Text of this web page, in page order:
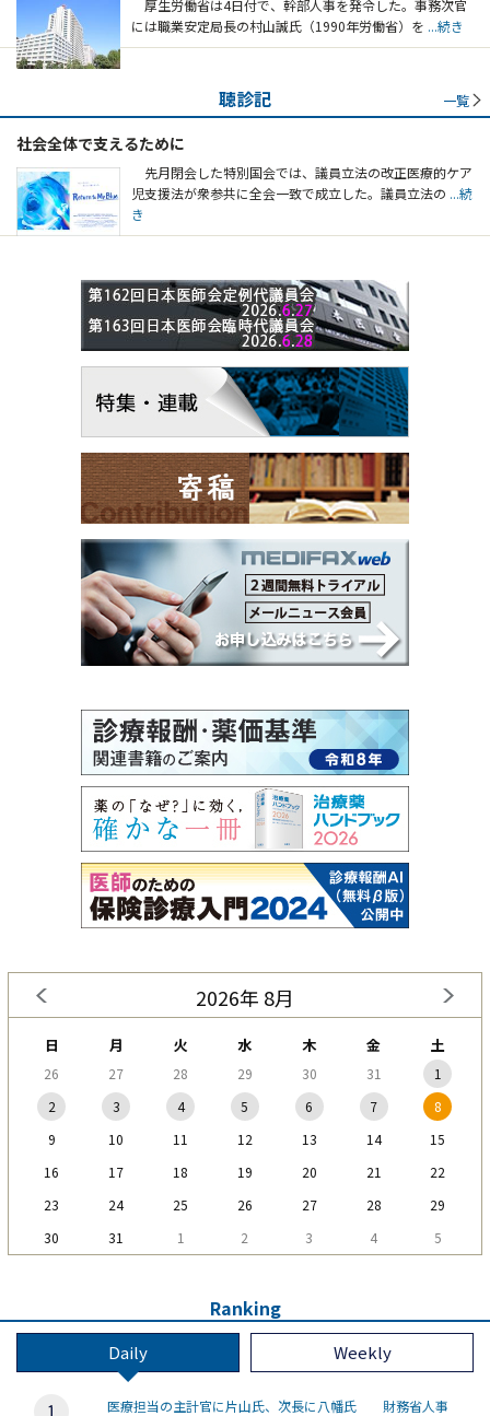
厚生労働省は4日付で、幹部人事を発令した。事務次官
には職業安定局長の村山誠氏（1990年労働省）を ...続き
聴診記 一覧
社会全体で支えるために
先月閉会した特別国会では、議員立法の改正医療的ケア
児支援法が衆参共に全会一致で成立した。議員立法の ...続
き
2026年 8月
日 月 火 水 木 金 土
26 27 28 29 30 31
1
2
3 4 5 6 7
8
9
10 11 12 13 14
15
16
17 18 19 20 21
22
23
24 25 26 27 28
29
30
31 1 2 3 4 5
Ranking
Daily Weekly
医療担当の主計官に片山氏、次長に八幡氏 財務省人事